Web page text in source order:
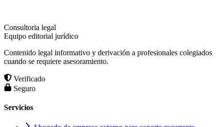
Consultoria legal
Equipo editorial jurídico
Contenido legal informativo y derivación a profesionales colegiados
cuando se requiere asesoramiento.
Verificado
Seguro
Servicios